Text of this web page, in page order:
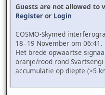
Guests are not allowed to
Register or Login
COSMO-Skymed
18−19 November om 06:41.
Het brede opwaartse
oranje/rood rond
accumulatie op diepte (>5